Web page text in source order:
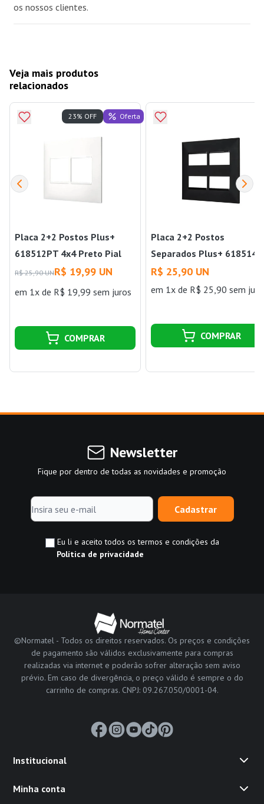
os nossos clientes.
Veja mais produtos
relacionados
Placa 2+2 Postos Plus+
618512PT 4x4 Preto Pial
R$ 25,90 UNR$ 19,99 UN
em 1x de R$ 19,99 sem juros
23% OFF Oferta
COMPRAR
Placa 2+2 Postos
Separados Plus+
4x4 Preto Pial
R$ 25,90 UN
em 1x de R$ 25,90 sem
COMPRAR
Newsletter
Fique por dentro de todas as novidades e promoção
Cadastrar
Eu li e aceito todos os termos e condições da
Política de privacidade
©Normatel - Todos os direitos reservados. Os preços e condições
de pagamento são válidos exclusivamente para compras
realizadas via internet e poderão sofrer alteração sem aviso
prévio. Em caso de divergência, o preço válido é sempre o do
carrinho de compras. CNPJ: 09.267.050/0001-04.
Institucional
Minha conta